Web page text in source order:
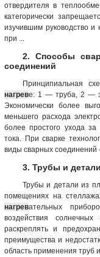
отвердителя в
категорически
изучившим руководство
при ...
2. Способы
соединений
Принципиальная
нагреве: 1 — труба, 2 —
Экономически более
меньшего расхода
более простого ухода
тока. При сварке
виды сварных соединений
3. Трубы и
Трубы и детали из
помещениях на
нагревательных
воздействия
раскреплять и
преимущества и
область применения труб